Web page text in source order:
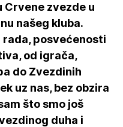
zvezde u
našeg kluba.
posvećenosti
od igrača,
do Zvezdinih
uz nas, bez obzira
što smo još
duha i